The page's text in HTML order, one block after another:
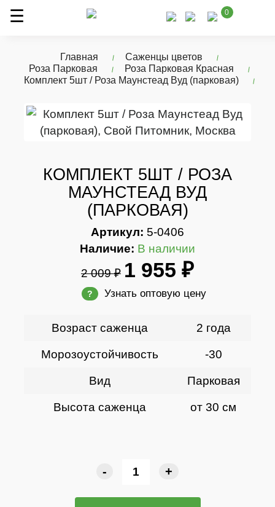
0
Главная
Саженцы цветов
Роза Парковая
Роза Парковая Красная
Комплект 5шт / Роза Маунстеад Вуд (парковая)
КОМПЛЕКТ 5ШТ / РОЗА
МАУНСТЕАД ВУД
(ПАРКОВАЯ)
Артикул: 5-0406
Наличие: В наличии
2 009 ₽ 1 955 ₽
? Узнать оптовую цену
Возраст саженца 2 года
Морозоустойчивость -30
Вид Парковая
Высота саженца от 30 см
- +